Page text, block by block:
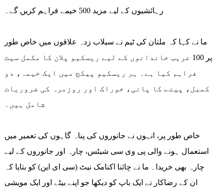
رہائشیوں کے لیے مزید 500 خیمے فراہم کریں گے۔
ما نے کہا کہ ملتان کی ٹیم نے سیلاب زدہ علاقوں میں خاص طور
پر 100 غریب خاندانوں کے لیے ریسکیو پلان کا مکمل سیٹ
فراہم کیا ہے۔ ہر ریسکیو پیکج میں ایک خیمہ، دو
کمبل، پینے کا پانی، خوراک اور روزمرہ کی ضروریات
شامل ہیں۔
خاص طور پر، انہوں نے جانوروں کی پناہ گاہوں کی تعمیر میں
استعمال ہونے والی پی وی سی شیٹس، چارہ اور جانوروں کے لیے
چارہ بھی خریدا۔ ما نے چائنا اکنامک نیٹ (سی ای این) کو بتایا کہ
ان کے رضاکار نے ایک باپ کو دیکھا جو اپنے بیٹے اور ایک مویشی